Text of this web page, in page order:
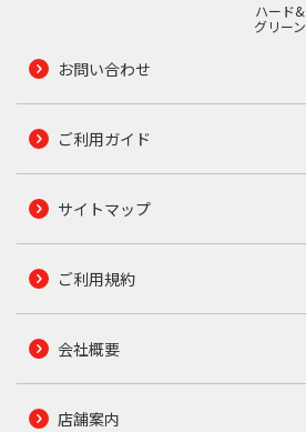
ハード&
グリーン
お問い合わせ
ご利用ガイド
サイトマップ
ご利用規約
会社概要
店舗案内